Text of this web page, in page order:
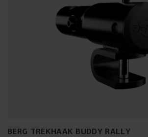
BERG TREKHAAK BUDDY RALLY